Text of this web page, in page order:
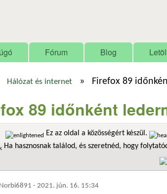
Fórum Blog
Hálózat és internet » Firefox 89
89 időnként
Ez az oldal a közösségért készül.
Ha hasznosnak találod, és szeretnéd, hogy
Norbi6891 - 2021. jún. 16. 15:34